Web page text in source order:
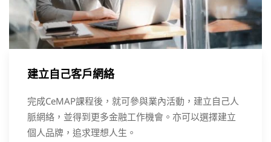
建立自己客戶網絡
完成CeMAP課程後，就可參與業內活動，建立自己人
脈網絡，並得到更多金融工作機會。亦可以選擇建立
個人品牌，追求理想人生。